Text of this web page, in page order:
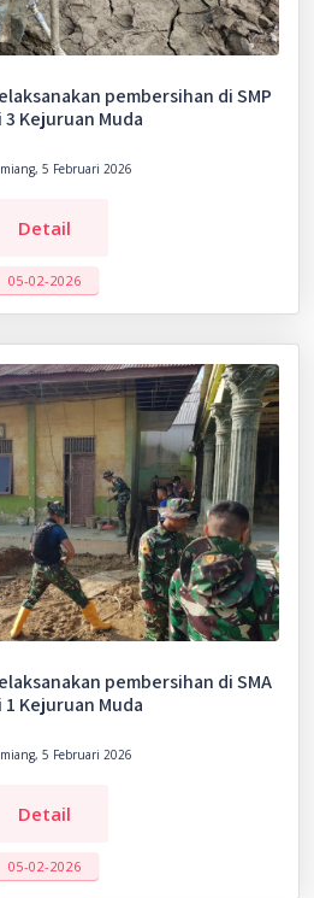
pembersihan di SMP
Kejuruan Muda
5 Februari 2026
Detail
05-02-2026
pembersihan di SMA
Kejuruan Muda
5 Februari 2026
Detail
05-02-2026